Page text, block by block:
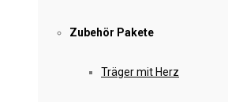
Zubehör Pakete
Träger mit Herz